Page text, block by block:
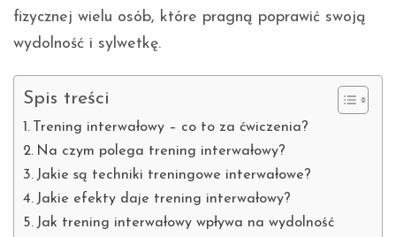
fizycznej wielu osób, które pragną poprawić swoją
wydolność i sylwetkę.
Spis treści
Trening interwałowy – co to za ćwiczenia?
Na czym polega trening interwałowy?
Jakie są techniki treningowe interwałowe?
Jakie efekty daje trening interwałowy?
Jak trening interwałowy wpływa na wydolność